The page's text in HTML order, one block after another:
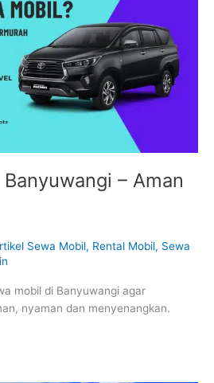
– Aman
Sewa Mobil, Rental Mobil, Sewa
mobil di Banyuwangi agar
nyaman dan menyenangkan.